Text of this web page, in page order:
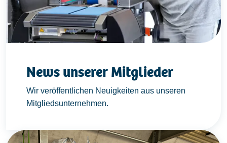
News unserer Mitglieder
Wir veröffentlichen Neuigkeiten aus unseren
Mitgliedsunternehmen.